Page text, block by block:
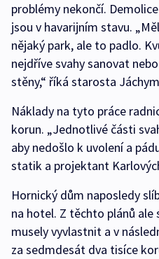
problémy nekončí.
jsou v havarijním stavu.
nějaký park, ale to padlo.
nejdříve svahy sanovat
stěny,“ říká starosta
Náklady na tyto práce
korun. „Jednotlivé části
aby nedošlo k uvolení a
statik a projektant
Hornický dům naposledy
na hotel. Z těchto plánů ale
musely vyvlastnit a v
za sedmdesát dva tisíce